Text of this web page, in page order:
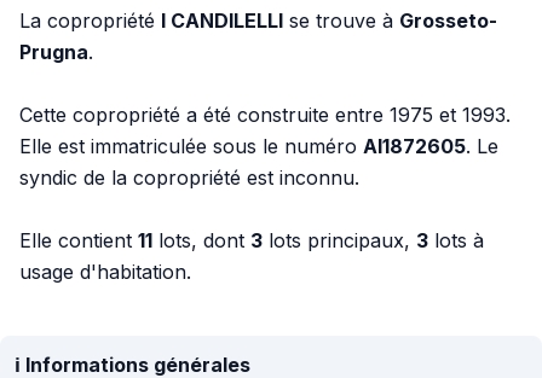
La copropriété I CANDILELLI se trouve à Grosseto-
Prugna.
Cette copropriété a été construite entre 1975 et 1993.
Elle est immatriculée sous le numéro AI1872605. Le
syndic de la copropriété est inconnu.
Elle contient 11 lots, dont 3 lots principaux, 3 lots à
usage d'habitation.
ℹ️ Informations générales